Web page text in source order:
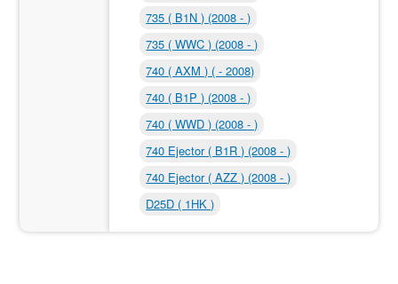
735 ( B1N ) (2008 - )
735 ( WWC ) (2008 - )
740 ( AXM ) ( - 2008)
740 ( B1P ) (2008 - )
740 ( WWD ) (2008 - )
740 Ejector ( B1R ) (2008 - )
740 Ejector ( AZZ ) (2008 - )
D25D ( 1HK )